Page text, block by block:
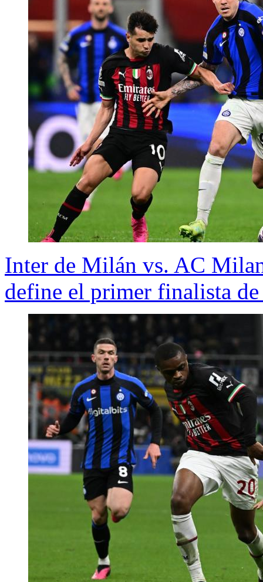
Inter de Milán vs. AC
define el primer finalista